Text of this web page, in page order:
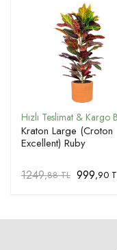
Kraton Large (Croton
Excellent) Ruby
1249,88 TL 999,90